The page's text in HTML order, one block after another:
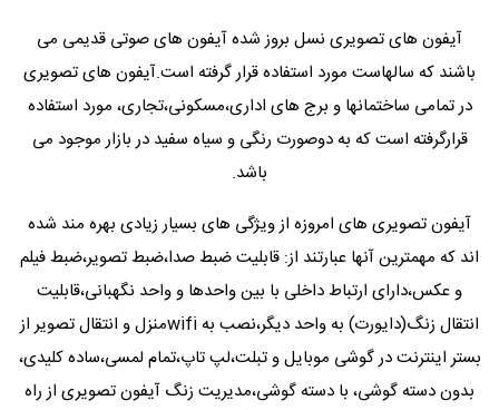
آیفون های تصویری نسل بروز شده آیفون های صوتی قدیمی می
باشند که سالهاست مورد استفاده قرار گرفته است.آیفون های تصویری
در تمامی ساختمانها و برج های اداری،مسکونی،تجاری، مورد استفاده
قرارگرفته است که به دوصورت رنگی و سیاه سفید در بازار موجود می
باشد.
آیفون تصویری های امروزه از ویژگی های بسیار زیادی بهره مند شده
اند که مهمترین آنها عبارتند از: قابلیت ضبط صدا،ضبط تصویر،ضبط فیلم
و عکس،دارای ارتباط داخلی با بین واحدها و واحد نگهبانی،قابلیت
انتقال زنگ(دایورت) به واحد دیگر،نصب به wifiمنزل و انتقال تصویر از
بستر اینترنت در گوشی موبایل و تبلت،لپ تاپ،تمام لمسی،ساده کلیدی،
بدون دسته گوشی، با دسته گوشی،مدیریت زنگ آیفون تصویری از راه